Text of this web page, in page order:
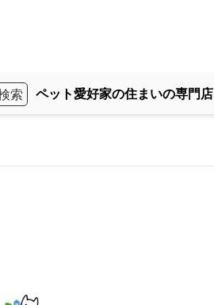
ペット愛好家の住まいの専門店